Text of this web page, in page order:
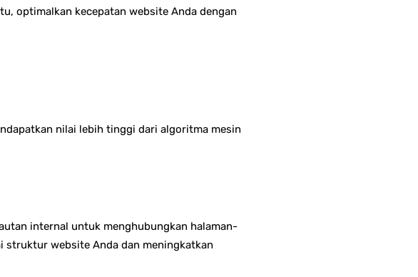
optimalkan kecepatan website Anda dengan
nilai lebih tinggi dari algoritma mesin
internal untuk menghubungkan halaman-
struktur website Anda dan meningkatkan